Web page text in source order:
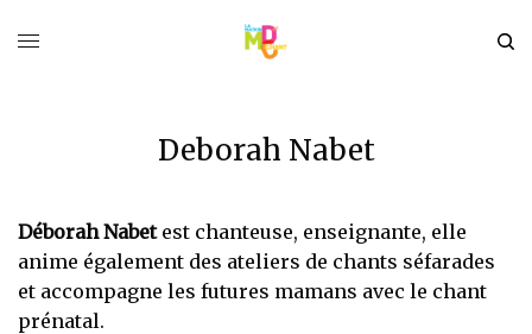
Deborah Nabet
Déborah Nabet est chanteuse, enseignante, elle
anime également des ateliers de chants séfarades
et accompagne les futures mamans avec le chant
prénatal.